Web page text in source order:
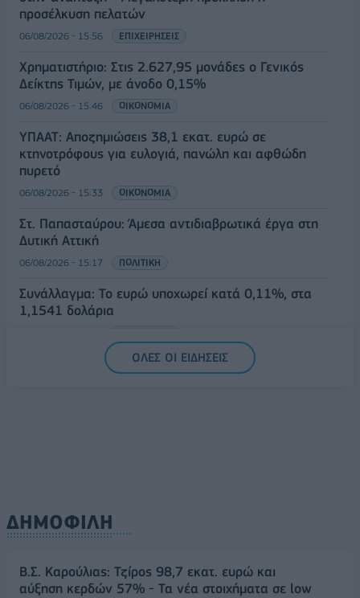
προσέλκυση πελατών
06/08/2026 - 15:56 ΕΠΙΧΕΙΡΗΣΕΙΣ
Χρηματιστήριο: Στις 2.627,95 μονάδες ο Γενικός
Δείκτης Τιμών, με άνοδο 0,15%
06/08/2026 - 15:46 ΟΙΚΟΝΟΜΙΑ
ΥΠΑΑΤ: Αποζημιώσεις 38,1 εκατ. ευρώ σε
κτηνοτρόφους για ευλογιά, πανώλη και αφθώδη
πυρετό
06/08/2026 - 15:33 ΟΙΚΟΝΟΜΙΑ
Στ. Παπασταύρου: Άμεσα αντιδιαβρωτικά έργα στη
Δυτική Αττική
06/08/2026 - 15:17 ΠΟΛΙΤΙΚΗ
Συνάλλαγμα: Το ευρώ υποχωρεί κατά 0,11%, στα
1,1541 δολάρια
ΟΛΕΣ ΟΙ ΕΙΔΗΣΕΙΣ
ΔΗΜΟΦΙΛΗ
Β.Σ. Καρούλιας: Τζίρος 98,7 εκατ. ευρώ και
αύξηση κερδών 57% - Τα νέα στοιχήματα σε low